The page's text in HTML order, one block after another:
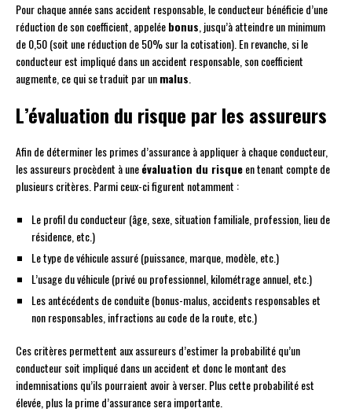
Pour chaque année sans accident responsable, le conducteur bénéficie d’une
réduction de son coefficient, appeléebonus, jusqu’à atteindre un minimum
de 0,50 (soit une réduction de 50% sur la cotisation). En revanche, si le
conducteur est impliqué dans un accident responsable, son coefficient
augmente, ce qui se traduit par unmalus.
L’évaluation du risque par les assureurs
Afin de déterminer les primes d’assurance à appliquer à chaque conducteur,
les assureurs procèdent à uneévaluation du risqueen tenant compte de
plusieurs critères. Parmi ceux-ci figurent notamment :
Le profil du conducteur (âge, sexe, situation familiale, profession, lieu de
résidence, etc.)
Le type de véhicule assuré (puissance, marque, modèle, etc.)
L’usage du véhicule (privé ou professionnel, kilométrage annuel, etc.)
Les antécédents de conduite (bonus-malus, accidents responsables et
non responsables, infractions au code de la route, etc.)
Ces critères permettent aux assureurs d’estimer la probabilité qu’un
conducteur soit impliqué dans un accident et donc le montant des
indemnisations qu’ils pourraient avoir à verser. Plus cette probabilité est
élevée, plus la prime d’assurance sera importante.